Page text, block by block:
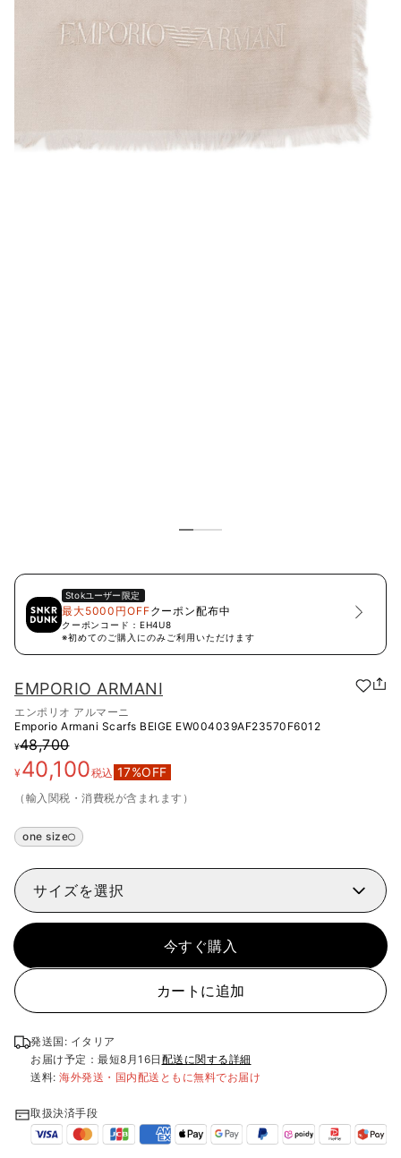
Stokユーザー限定
最大5000円OFFクーポン配布中
クーポンコード： EH4U8
※初めてのご購入にのみご利用いただけます
EMPORIO ARMANI
エンポリオ アルマーニ
Emporio Armani Scarfs BEIGE EW004039AF23570F6012
¥48,700
¥40,100税込 17%OFF
（輸入関税・消費税が含まれます）
one size
サイズを選択
今すぐ購入
カートに追加
発送国: イタリア
お届け予定：最短8月16日 配送に関する詳細
送料: 海外発送・国内配送ともに無料でお届け
取扱決済手段